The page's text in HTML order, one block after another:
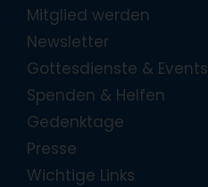
Mitglied werden
Newsletter
Gottesdienste & Events
Spenden & Helfen
Gedenktage
Presse
Wichtige Links